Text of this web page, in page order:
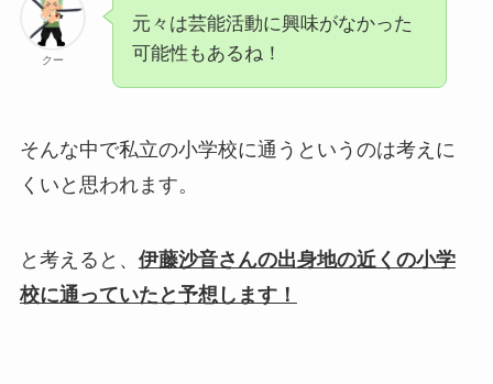
クー
元々は芸能活動に興味がなかった
可能性もあるね！
そんな中で私立の小学校に通うというのは考えに
くいと思われます。
と考えると、 伊藤沙音さんの出身地の近くの小学
校に通っていたと予想します！